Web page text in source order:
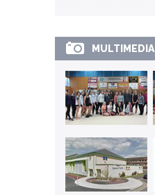
MULTIMEDIA